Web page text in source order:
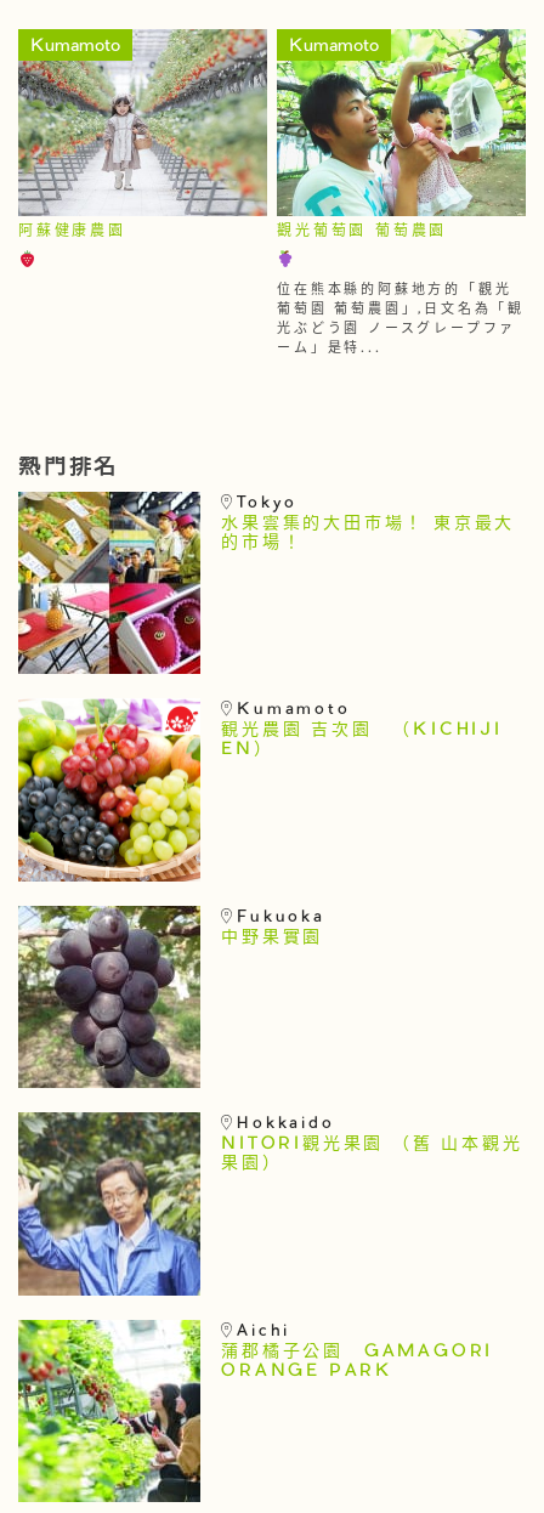
Kumamoto
阿蘇健康農園
Kumamoto
觀光葡萄園 葡萄農園
位在熊本縣的阿蘇地方的「觀光
葡萄園 葡萄農園」,日文名為「観
光ぶどう園 ノースグレープファ
ーム」是特...
熱門排名
Tokyo
水果雲集的大田市場！ 東京最大
的市場！
Kumamoto
観光農園 吉次園 （KICHIJI
EN）
Fukuoka
中野果實園
Hokkaido
NITORI觀光果園 （舊 山本觀光
果園）
Aichi
蒲郡橘子公園 GAMAGORI
ORANGE PARK